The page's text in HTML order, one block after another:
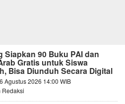
Siapkan 90 Buku PAI dan
Gratis untuk Siswa
Bisa Diunduh Secara Digital
Agustus 2026 14:00 WIB
Redaksi